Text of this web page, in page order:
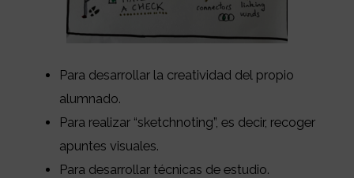
Para desarrollar la creatividad del propio
alumnado.
Para realizar “sketchnoting”, es decir, recoger
apuntes visuales.
Para desarrollar técnicas de estudio.